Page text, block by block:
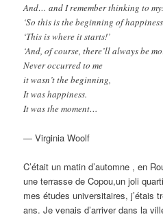
And… and I remember thinking to
‘So this is the beginning of
‘This is where it starts!’
‘And, of course, there’ll always be
Never occurred to me
it wasn’t the beginning,
It was happiness.
It was the moment…
― Virginia Woolf
C’était un matin d’automne , en
une terrasse de Copou,un joli
mes études universitaires, j’étais
ans. Je venais d’arriver dans la